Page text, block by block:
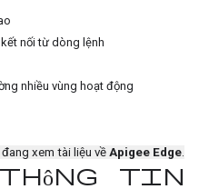
nối từ dòng lệnh
nhiều vùng hoạt động
đang xem tài liệu về Apigee Edge.
thông tin